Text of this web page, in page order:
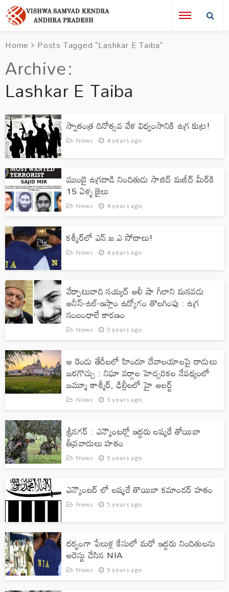
Home Posts Tagged "Lashkar E Taiba"
Archive
Lashkar E Taiba
స్వాతంత్ర దినోత్సవ వేళ విధ్వంసానికి ఉగ్ర కుట్ర‌!
News 4 years ago
ముంబై ఉగ్రదాడి నిందితుడు సాజిద్ మజీద్ మీర్‌కి
15 ఏళ్ళ జైలు
News 4 years ago
క‌శ్మీర్‌లో ఎన్‌.ఐ.ఎ సోదాలు!
News 4 years ago
వేర్పాటువాది సయ్యద్ అలీ షా గీలాని మనవడు
అనీస్-ఉల్-ఇస్లాం ఉద్యోగం తొలగింపు : ఉగ్ర
సంబంధాలే కారణం
News 5 years ago
ఆ రెండు తేదీలలో హిందూ దేవాలయాలపై దాడులు
జరగొచ్చు : నిఘా వర్గాల హెచ్చరికల నేపథ్యంలో
జమ్మూ కాశ్మీర్, ఢిల్లీలలో హై అలర్ట్
News 5 years ago
శ్రీనగర్ : ఎన్కౌంటర్లో ఇద్దరు లష్కరే తోయిబా
తీవ్రవాదులు హతం
News 5 years ago
ఎన్కౌంటర్ లో లష్కరే తొయిబా కమాండర్ హతం
News 5 years ago
దర్భంగా పేలుళ్ల కేసులో మరో ఇద్దరు నిందితులను
అరెస్టు చేసిన NIA
News 5 years ago